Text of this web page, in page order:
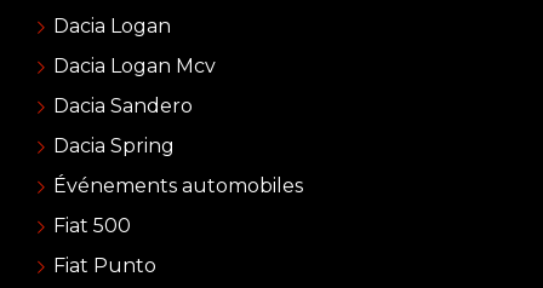
Dacia Logan
Dacia Logan Mcv
Dacia Sandero
Dacia Spring
Événements automobiles
Fiat 500
Fiat Punto